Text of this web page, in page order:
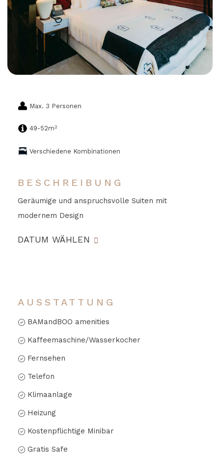
Max. 3 Personen
49-52m2
Verschiedene Kombinationen
BESCHREIBUNG
Geräumige und anspruchsvolle Suiten mit
modernem Design
DATUM WÄHLEN
AUSSTATTUNG
BAMandBOO amenities
Kaffeemaschine/Wasserkocher
Fernsehen
Telefon
Klimaanlage
Heizung
Kostenpflichtige Minibar
Gratis Safe